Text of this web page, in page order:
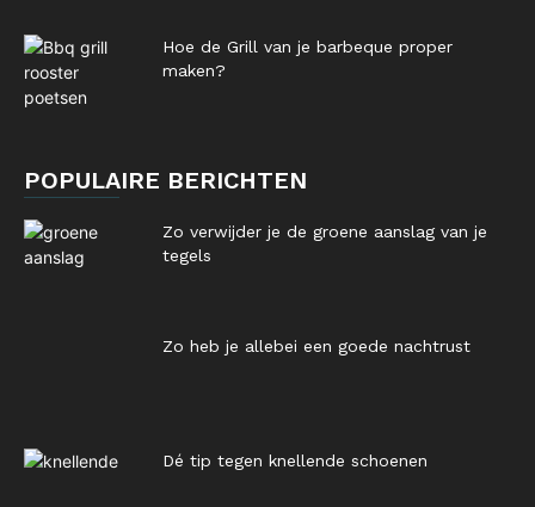
Hoe de Grill van je barbeque proper
maken?
POPULAIRE BERICHTEN
Zo verwijder je de groene aanslag van je
tegels
Zo heb je allebei een goede nachtrust
Dé tip tegen knellende schoenen